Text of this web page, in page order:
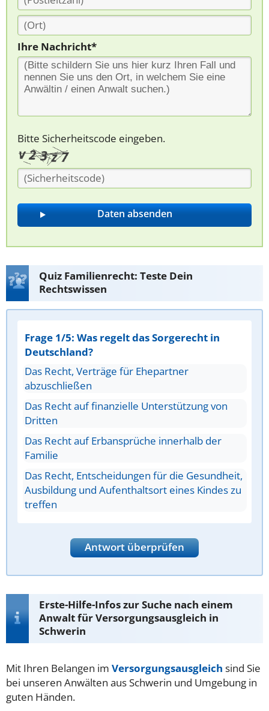
Ihre Nachricht*
Bitte Sicherheitscode eingeben.
Quiz Familienrecht: Teste Dein
Rechtswissen
Frage 1/5: Was regelt das Sorgerecht in
Deutschland?
Das Recht, Verträge für Ehepartner
abzuschließen
Das Recht auf finanzielle Unterstützung von
Dritten
Das Recht auf Erbansprüche innerhalb der
Familie
Das Recht, Entscheidungen für die Gesundheit,
Ausbildung und Aufenthaltsort eines Kindes zu
treffen
Antwort überprüfen
Erste-Hilfe-Infos zur Suche nach einem
Anwalt für Versorgungsausgleich in
Schwerin
Mit Ihren Belangen im Versorgungsausgleich sind Sie
bei unseren Anwälten aus Schwerin und Umgebung in
guten Händen.